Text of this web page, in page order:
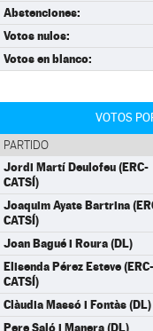
Abstenciones:
Votos nulos:
Votos en blanco:
VOTOS
PARTIDO
Jordi Martí Deulofeu (ERC-
CATSÍ)
Joaquim Ayats Bartrina
CATSÍ)
Joan Bagué i Roura (DL)
Elisenda Pérez Esteve (ERC-
CATSÍ)
Clàudia Massó i Fontàs (DL)
Pere Saló i Manera (DL)